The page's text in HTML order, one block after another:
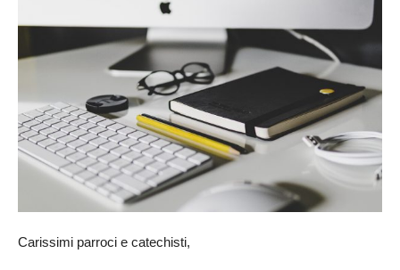
Carissimi parroci e catechisti,